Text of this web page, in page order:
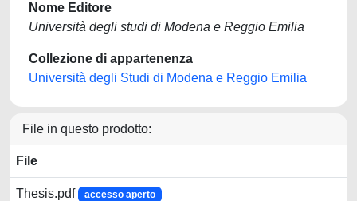
Nome Editore
Università degli studi di Modena e Reggio Emilia
Collezione di appartenenza
Università degli Studi di Modena e Reggio Emilia
File in questo prodotto:
File
Thesis.pdf accesso aperto